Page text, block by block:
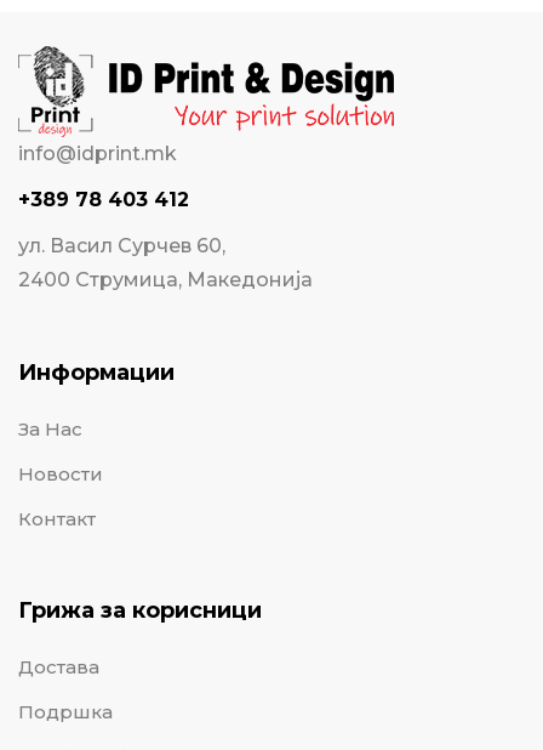
info@idprint.mk
+389 78 403 412
ул. Васил Сурчев 60,
2400 Струмица, Македонија
Информации
За Нас
Новости
Контакт
Грижа за корисници
Достава
Подршка